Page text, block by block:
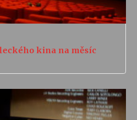
kina na měsíc